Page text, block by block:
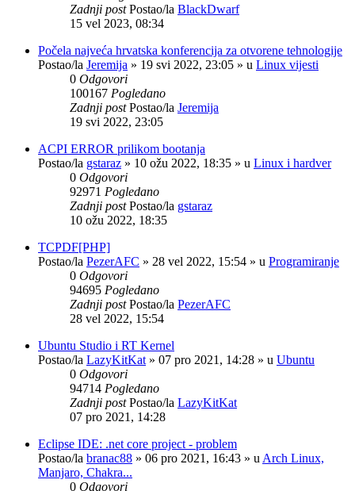
Zadnji postPostao/la BlackDwarf
15 vel 2023, 08:34
Počela najveća hrvatska konferencija za otvorene tehnologije
Postao/la Jeremija » 19 svi 2022, 23:05 » u Linux vijesti
0 Odgovori
100167 Pogledano
Zadnji postPostao/la Jeremija
19 svi 2022, 23:05
ACPI ERROR prilikom bootanja
Postao/la gstaraz » 10 ožu 2022, 18:35 » u Linux i hardver
0 Odgovori
92971 Pogledano
Zadnji postPostao/la gstaraz
10 ožu 2022, 18:35
TCPDF[PHP]
Postao/la PezerAFC » 28 vel 2022, 15:54 » u Programiranje
0 Odgovori
94695 Pogledano
Zadnji postPostao/la PezerAFC
28 vel 2022, 15:54
Ubuntu Studio i RT Kernel
Postao/la LazyKitKat » 07 pro 2021, 14:28 » u Ubuntu
0 Odgovori
94714 Pogledano
Zadnji postPostao/la LazyKitKat
07 pro 2021, 14:28
Eclipse IDE: .net core project - problem
Postao/la branac88 » 06 pro 2021, 16:43 » u Arch Linux,
Manjaro, Chakra...
0 Odgovori